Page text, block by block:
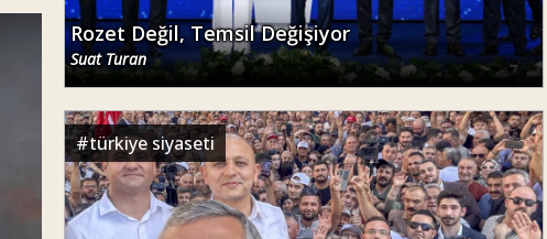
Rozet Değil, Temsil Değişiyor
Suat Turan
#türkiye siyaseti